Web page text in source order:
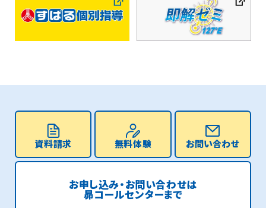
資料請求 無料体験 お問い合わせ
お申し込み・お問い合わせは
昴コールセンターまで